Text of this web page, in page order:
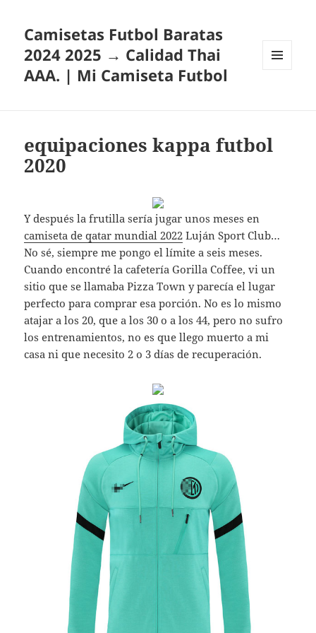
Camisetas Futbol Baratas
2024 2025 → Calidad Thai
AAA. | Mi Camiseta Futbol
equipaciones kappa futbol
2020
Y después la frutilla sería jugar unos meses en
camiseta de qatar mundial 2022 Luján Sport Club…
No sé, siempre me pongo el límite a seis meses.
Cuando encontré la cafetería Gorilla Coffee, vi un
sitio que se llamaba Pizza Town y parecía el lugar
perfecto para comprar esa porción. No es lo mismo
atajar a los 20, que a los 30 o a los 44, pero no sufro
los entrenamientos, no es que llego muerto a mi
casa ni que necesito 2 o 3 días de recuperación.